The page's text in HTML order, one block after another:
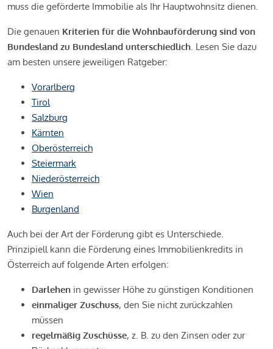
muss die geförderte Immobilie als Ihr Hauptwohnsitz dienen.
Die genauen Kriterien für die Wohnbauförderung sind von
Bundesland zu Bundesland unterschiedlich. Lesen Sie dazu
am besten unsere jeweiligen Ratgeber:
Vorarlberg
Tirol
Salzburg
Kärnten
Oberösterreich
Steiermark
Niederösterreich
Wien
Burgenland
Auch bei der Art der Förderung gibt es Unterschiede.
Prinzipiell kann die Förderung eines Immobilienkredits in
Österreich auf folgende Arten erfolgen:
Darlehen in gewisser Höhe zu günstigen Konditionen
einmaliger Zuschuss, den Sie nicht zurückzahlen
müssen
regelmäßig Zuschüsse, z. B. zu den Zinsen oder zur